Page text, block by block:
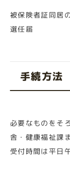
被保険者証同居
選任届
手続方法
必要なものをそ
舎・健康福祉課
受付時間は平日